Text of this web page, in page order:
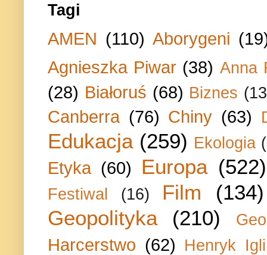
Tagi
AMEN (110) Aborygeni
Agnieszka Piwar (38) Anna
(28) Białoruś (68) Biznes
Canberra (76) Chiny (63)
Edukacja (259) Ekologia
Etyka (60) Europa (522)
Festiwal (16) Film
(134)
Geopolityka
(210)
Harcerstwo (62) Henryk